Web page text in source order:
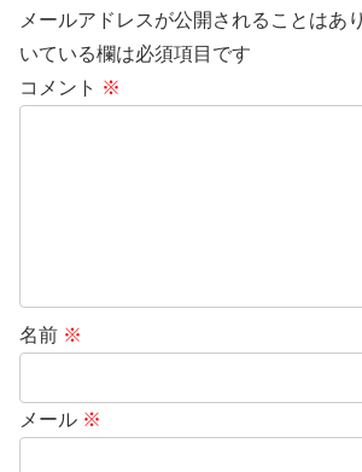
メールアドレスが公開されることはあ
いている欄は必須項目です
コメント ※
名前 ※
メール ※